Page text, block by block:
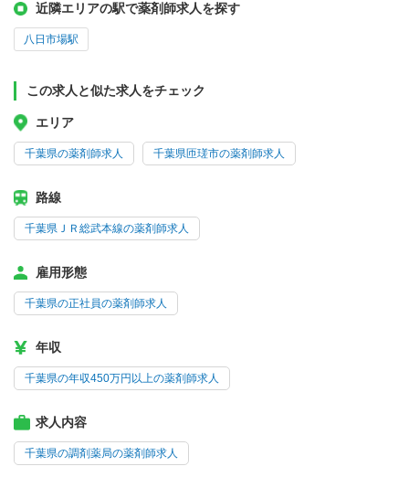
近隣エリアの駅で薬剤師求人を探す
八日市場駅
この求人と似た求人をチェック
エリア
千葉県の薬剤師求人 千葉県匝瑳市の薬剤師求人
路線
千葉県ＪＲ総武本線の薬剤師求人
雇用形態
千葉県の正社員の薬剤師求人
年収
千葉県の年収450万円以上の薬剤師求人
求人内容
千葉県の調剤薬局の薬剤師求人